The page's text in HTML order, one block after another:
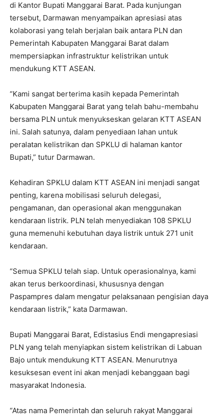
di Kantor Bupati Manggarai Barat. Pada kunjungan
tersebut, Darmawan menyampaikan apresiasi atas
kolaborasi yang telah berjalan baik antara PLN dan
Pemerintah Kabupaten Manggarai Barat dalam
mempersiapkan infrastruktur kelistrikan untuk
mendukung KTT ASEAN.
“Kami sangat berterima kasih kepada Pemerintah
Kabupaten Manggarai Barat yang telah bahu-membahu
bersama PLN untuk menyukseskan gelaran KTT ASEAN
ini. Salah satunya, dalam penyediaan lahan untuk
peralatan kelistrikan dan SPKLU di halaman kantor
Bupati,” tutur Darmawan.
Kehadiran SPKLU dalam KTT ASEAN ini menjadi sangat
penting, karena mobilisasi seluruh delegasi,
pengamanan, dan operasional akan menggunakan
kendaraan listrik. PLN telah menyediakan 108 SPKLU
guna memenuhi kebutuhan daya listrik untuk 271 unit
kendaraan.
“Semua SPKLU telah siap. Untuk operasionalnya, kami
akan terus berkoordinasi, khususnya dengan
Paspampres dalam mengatur pelaksanaan pengisian daya
kendaraan listrik,” kata Darmawan.
Bupati Manggarai Barat, Edistasius Endi mengapresiasi
PLN yang telah menyiapkan sistem kelistrikan di Labuan
Bajo untuk mendukung KTT ASEAN. Menurutnya
kesuksesan event ini akan menjadi kebanggaan bagi
masyarakat Indonesia.
“Atas nama Pemerintah dan seluruh rakyat Manggarai